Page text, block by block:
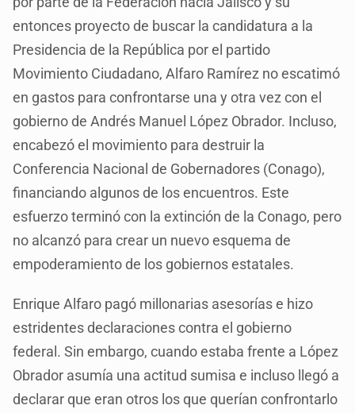
entonces proyecto de buscar la candidatura a la
Presidencia de la República por el partido
Movimiento Ciudadano, Alfaro Ramírez no escatimó
en gastos para confrontarse una y otra vez con el
gobierno de Andrés Manuel López Obrador. Incluso,
encabezó el movimiento para destruir la
Conferencia Nacional de Gobernadores (Conago),
financiando algunos de los encuentros. Este
esfuerzo terminó con la extinción de la Conago, pero
no alcanzó para crear un nuevo esquema de
empoderamiento de los gobiernos estatales.
Enrique Alfaro pagó millonarias asesorías e hizo
estridentes declaraciones contra el gobierno
federal. Sin embargo, cuando estaba frente a López
Obrador asumía una actitud sumisa e incluso llegó a
declarar que eran otros los que querían confrontarlo